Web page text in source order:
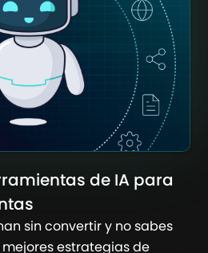
de IA para
sin convertir y no sabes
estrategias de